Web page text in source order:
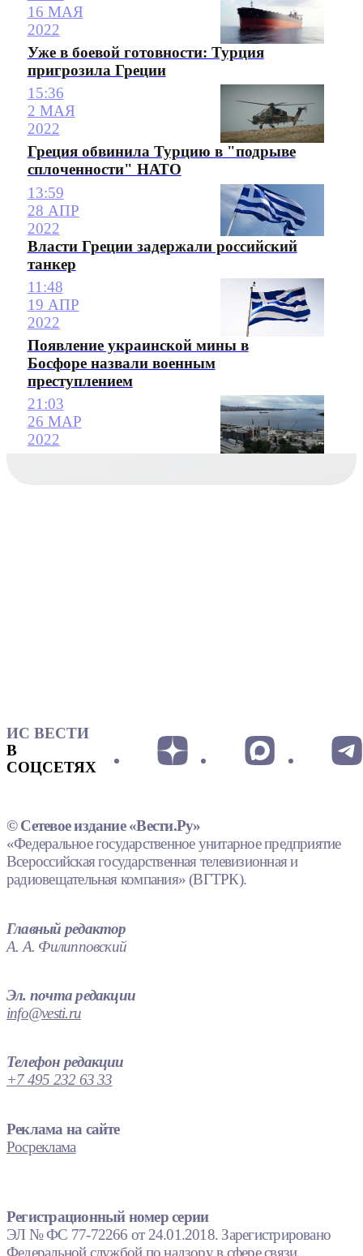
16 МАЯ
2022
Уже в боевой готовности: Турция
пригрозила Греции
15:36
2 МАЯ
2022
Греция обвинила Турцию в "подрыве
сплоченности" НАТО
13:59
28 АПР
2022
Власти Греции задержали российский
танкер
11:48
19 АПР
2022
Появление украинской мины в
Босфоре назвали военным
преступлением
21:03
26 МАР
2022
ИС ВЕСТИ
В
СОЦСЕТЯХ
© Сетевое издание «Вести.Ру»
«Федеральное государственное унитарное предприятие
Всероссийская государственная телевизионная и
радиовещательная компания» (ВГТРК).
Главный редактор
А. А. Филипповский
Эл. почта редакции
info@vesti.ru
Телефон редакции
+7 495 232 63 33
Реклама на сайте
Росреклама
Регистрационный номер серии
ЭЛ № ФС 77-72266 от 24.01.2018. Зарегистрировано
Федеральной службой по надзору в сфере связи,